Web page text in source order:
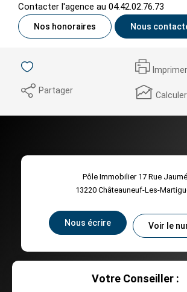
Contacter l'agence au 04.42.02.76.73
Nos honoraires Nous
Imprimer
Partager
Pôle Immobilier 17 Rue Jaumé
13220 Châteauneuf-Les-
Nous écrire Voir le
Votre Conseiller :